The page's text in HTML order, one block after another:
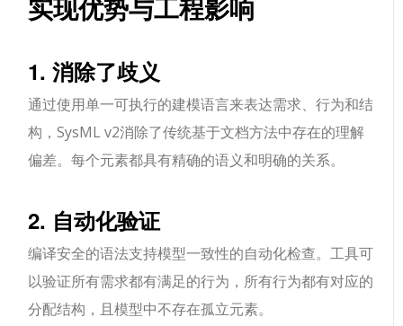
实现优势与工程影响
1. 消除了歧义
通过使用单一可执行的建模语言来表达需求、行为和结
构，SysML v2消除了传统基于文档方法中存在的理解
偏差。每个元素都具有精确的语义和明确的关系。
2. 自动化验证
编译安全的语法支持模型一致性的自动化检查。工具可
以验证所有需求都有满足的行为，所有行为都有对应的
分配结构，且模型中不存在孤立元素。